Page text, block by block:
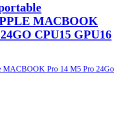
MACBOOK
CPU15 GPU16